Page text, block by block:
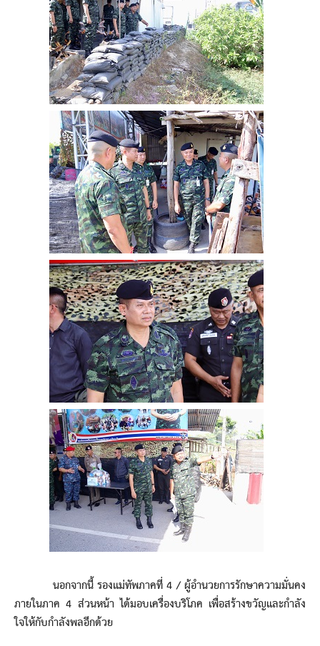
นอกจากนี้ รองแม่ทัพภาคที่ 4 / ผู้อำนวยการรักษาความมั่นคง
ภายในภาค 4 ส่วนหน้า ได้มอบเครื่องบริโภค เพื่อสร้างขวัญและกำลัง
ใจให้กับกำลังพลอีกด้วย